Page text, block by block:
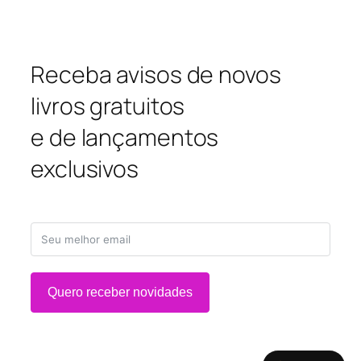
Receba avisos de novos
livros gratuitos
e de lançamentos
exclusivos
Quero receber novidades